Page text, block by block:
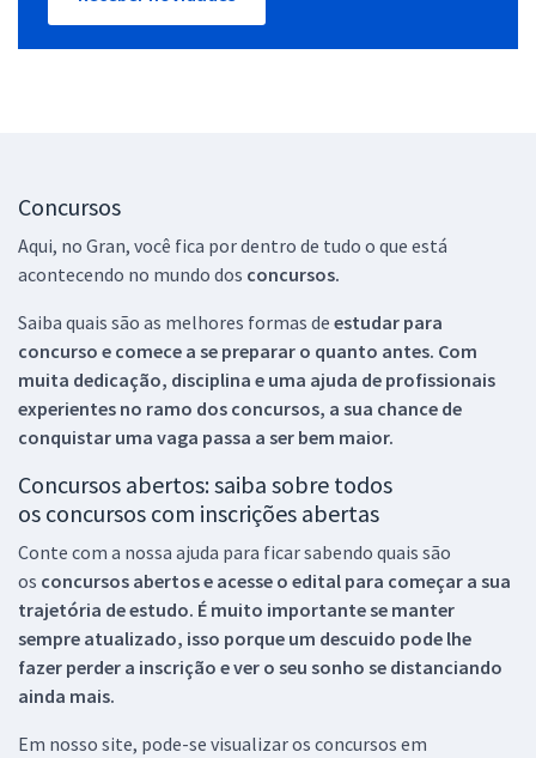
Concursos
Aqui, no Gran, você fica por dentro de tudo o que está
acontecendo no mundo dos concursos.
Saiba quais são as melhores formas de estudar para
concurso e comece a se preparar o quanto antes. Com
muita dedicação, disciplina e uma ajuda de profissionais
experientes no ramo dos concursos, a sua chance de
conquistar uma vaga passa a ser bem maior.
Concursos abertos: saiba sobre todos
os concursos com inscrições abertas
Conte com a nossa ajuda para ficar sabendo quais são
os concursos abertos e acesse o edital para começar a sua
trajetória de estudo. É muito importante se manter
sempre atualizado, isso porque um descuido pode lhe
fazer perder a inscrição e ver o seu sonho se distanciando
ainda mais.
Em nosso site, pode-se visualizar os concursos em